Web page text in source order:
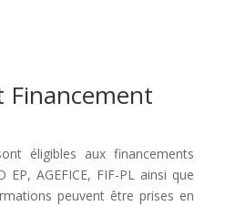
Financement
éligibles aux financements
EP, AGEFICE, FIF-PL ainsi que
peuvent être prises en